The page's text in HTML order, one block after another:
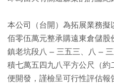
本公司（台開）為拓展業務
佰零伍萬元整承購遠東倉儲
鎮老坑段八 – 三五三、八 –
積七萬五四九八平方公尺（
便開發，謹檢呈可行性評估